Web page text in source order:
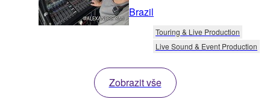
Brazil
Touring & Live Production
Live Sound & Event Production
Zobrazit vše